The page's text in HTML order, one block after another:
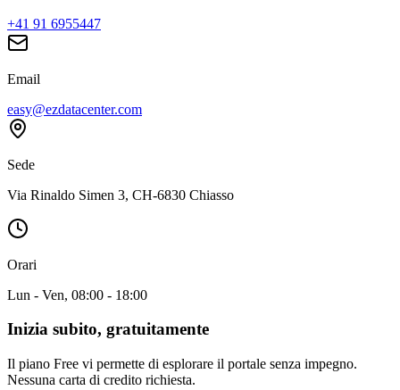
+41 91 6955447
Email
easy@ezdatacenter.com
Sede
Via Rinaldo Simen 3, CH-6830 Chiasso
Orari
Lun - Ven, 08:00 - 18:00
Inizia subito, gratuitamente
Il piano Free vi permette di esplorare il portale senza impegno.
Nessuna carta di credito richiesta.